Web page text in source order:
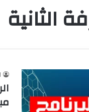
الثانية